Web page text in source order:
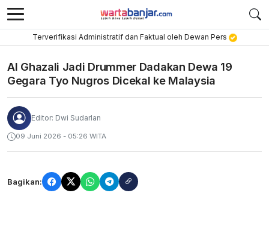
Terverifikasi Administratif dan Faktual oleh Dewan Pers
Al Ghazali Jadi Drummer Dadakan Dewa 19
Gegara Tyo Nugros Dicekal ke Malaysia
Editor: Dwi Sudarlan
09 Juni 2026 - 05:26 WITA
Bagikan: